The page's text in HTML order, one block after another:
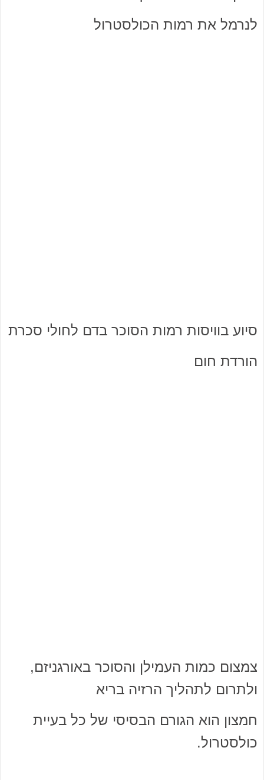
לנרמל את רמות הכולסטרול
סיוע בוויסות רמות הסוכר בדם לחולי סכרת
הורדת חום
צמצום כמות העמילן והסוכר באורגניזם,
ולתרום לתהליך הרזיה בריא
חמצון הוא הגורם הבסיסי של כל בעיית
כולסטרול.